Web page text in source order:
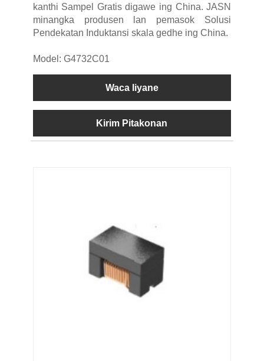
kanthi Sampel Gratis digawe ing China. JASN
minangka produsen lan pemasok Solusi
Pendekatan Induktansi skala gedhe ing China.
Model: G4732C01
Waca liyane
Kirim Pitakonan